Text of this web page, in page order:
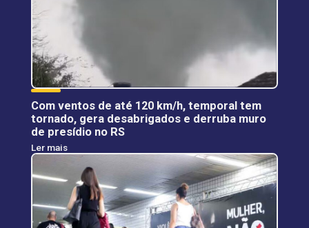
Com ventos de até 120 km/h, temporal tem
tornado, gera desabrigados e derruba muro
de presídio no RS
Ler mais